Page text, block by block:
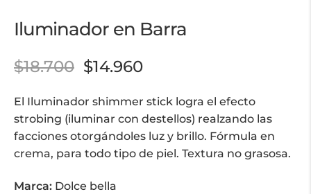
Iluminador en Barra
$18.700 $14.960
El Iluminador shimmer stick logra el efecto
strobing (iluminar con destellos) realzando las
facciones otorgándoles luz y brillo. Fórmula en
crema, para todo tipo de piel. Textura no grasosa.
Marca: Dolce bella